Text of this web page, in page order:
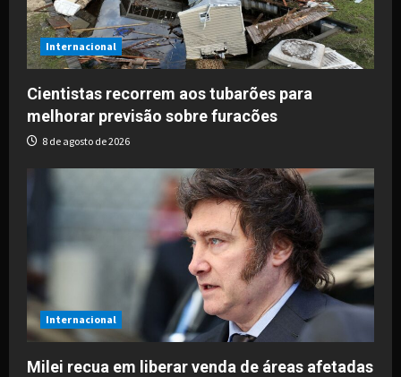
t
i
o
n
Internacional
Cientistas recorrem aos tubarões para
melhorar previsão sobre furacões
8 de agosto de 2026
Internacional
Milei recua em liberar venda de áreas afetadas